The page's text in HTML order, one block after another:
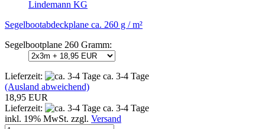
Segelbootabdeckplane ca. 260 g / m²
Segelbootplane 260 Gramm:
Lieferzeit:
ca. 3-4 Tage
(Ausland abweichend)
18,95 EUR
Lieferzeit:
ca. 3-4 Tage
inkl. 19% MwSt. zzgl. Versand